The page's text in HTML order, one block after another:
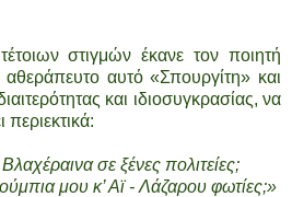
στιγμών έκανε τον ποιητή
αθεράπευτο αυτό «Σπουργίτη» και
και ιδιοσυγκρασίας, να
περιεκτικά:
σε ξένες πολιτείες;
μου κ’ Αϊ - Λάζαρου φωτίες;»